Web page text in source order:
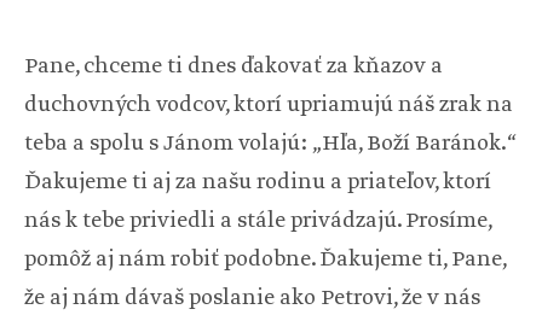
Pane, chceme ti dnes ďakovať za kňazov a
duchovných vodcov, ktorí upriamujú náš zrak na
teba a spolu s Jánom volajú: „Hľa, Boží Baránok.“
Ďakujeme ti aj za našu rodinu a priateľov, ktorí
nás k tebe priviedli a stále privádzajú. Prosíme,
pomôž aj nám robiť podobne. Ďakujeme ti, Pane,
že aj nám dávaš poslanie ako Petrovi, že v nás